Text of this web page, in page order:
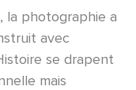
la photographie a
avec
se drapent
mais